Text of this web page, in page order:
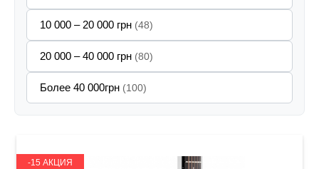
10 000 – 20 000 грн (48)
20 000 – 40 000 грн (80)
Более 40 000грн (100)
-15 АКЦИЯ